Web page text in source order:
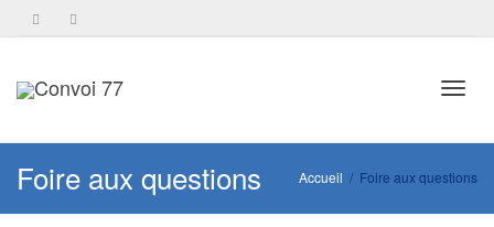
Foire aux questions Accueil Foire aux questions